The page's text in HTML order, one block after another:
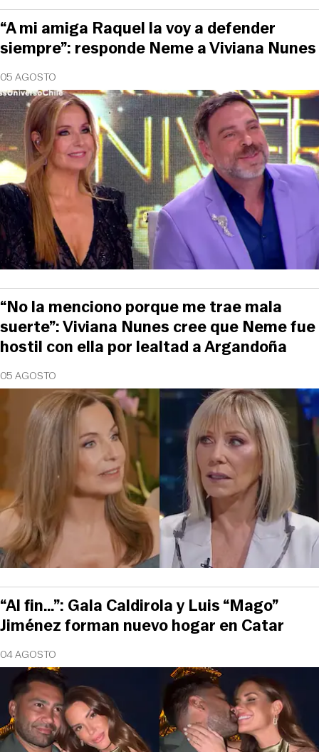
05 AGOSTO
“A mi amiga Raquel la voy a defender
siempre”: responde Neme a Viviana Nunes
05 AGOSTO
“No la menciono porque me trae mala
suerte”: Viviana Nunes cree que Neme fue
hostil con ella por lealtad a Argandoña
04 AGOSTO
“Al fin…”: Gala Caldirola y Luis “Mago”
Jiménez forman nuevo hogar en Catar